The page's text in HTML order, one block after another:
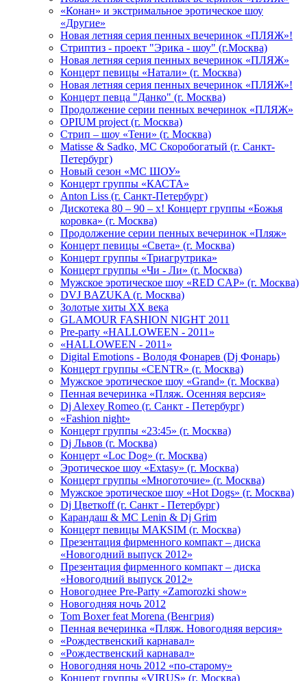
«Конан» и экстримальное эротическое шоу
«Другие»
Новая летняя серия пенных вечеринок «ПЛЯЖ»!
Стриптиз - проект "Эрика - шоу" (г.Москва)
Новая летняя серия пенных вечеринок «ПЛЯЖ»
Концерт певицы «Натали» (г. Москва)
Новая летняя серия пенных вечеринок «ПЛЯЖ»!
Концерт певца "Данко" (г. Москва)
Продолжение серии пенных вечеринок «ПЛЯЖ»
OPIUM project (г. Москва)
Стрип – шоу «Тени» (г. Москва)
Matissе & Sadko, MC Скоробогатый (г. Санкт-
Петербург)
Новый сезон «МС ШОУ»
Концерт группы «КАСТА»
Anton Liss (г. Санкт-Петербург)
Дискотека 80 – 90 – х! Концерт группы «Божья
коровка» (г. Москва)
Продолжение серии пенных вечеринок «Пляж»
Концерт певицы «Света» (г. Москва)
Концерт группы «Триагрутрика»
Концерт группы «Чи - Ли» (г. Москва)
Мужское эротическое шоу «RED CAP» (г. Москва)
DVJ BAZUKA (г. Москва)
Золотые хиты XX века
GLAMOUR FASHION NIGHT 2011
Pre-party «HALLOWEEN - 2011»
«HALLOWEEN - 2011»
Digital Emotions - Володя Фонарев (Dj Фонарь)
Концерт группы «CENTR» (г. Москва)
Мужское эротическое шоу «Grand» (г. Москва)
Пенная вечеринка «Пляж. Осенняя версия»
Dj Alexey Romeo (г. Санкт - Петербург)
«Fashion night»
Концерт группы «23:45» (г. Москва)
Dj Львов (г. Москва)
Концерт «Loc Dog» (г. Москва)
Эротическое шоу «Extasy» (г. Москва)
Концерт группы «Многоточие» (г. Москва)
Мужское эротическое шоу «Hot Dogs» (г. Москва)
Dj Цветкоff (г. Санкт - Петербург)
Карандаш & МС Lenin & Dj Grim
Концерт певицы МАКSIМ (г. Москва)
Презентация фирменного компакт – диска
«Новогодний выпуск 2012»
Презентация фирменного компакт – диска
«Новогодний выпуск 2012»
Новогоднее Pre-Party «Zamorozki show»
Новогодняя ночь 2012
Tom Boxer feat Morena (Венгрия)
Пенная вечеринка «Пляж. Новогодняя версия»
«Рождественский карнавал»
«Рождественский карнавал»
Новогодняя ночь 2012 «по-старому»
Концерт группы «VIRUS» (г. Москва)